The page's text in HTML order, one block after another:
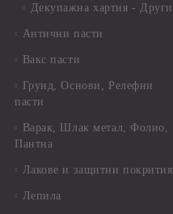
Декупажна хартия - Други
Антични пасти
Вакс пасти
Грунд, Основи, Релефни
пасти
Варак, Шлак метал, Фолио,
Пантна
Лакове и защитни покрития
Лепила